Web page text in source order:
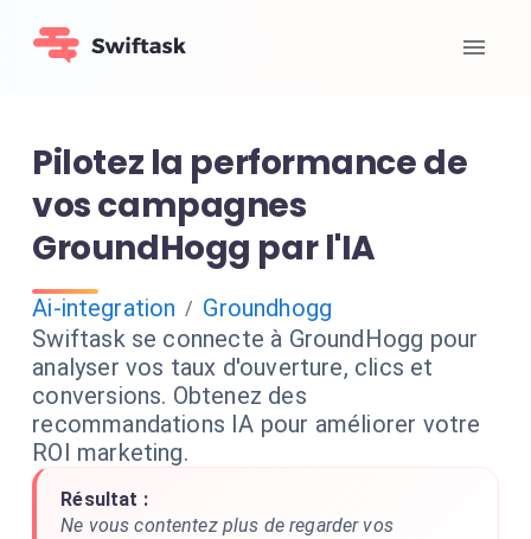
Pilotez la performance de
vos campagnes
GroundHogg par l'IA
Ai-integration / Groundhogg
Swiftask se connecte à GroundHogg pour
analyser vos taux d'ouverture, clics et
conversions. Obtenez des
recommandations IA pour améliorer votre
ROI marketing.
Résultat :
Ne vous contentez plus de regarder vos